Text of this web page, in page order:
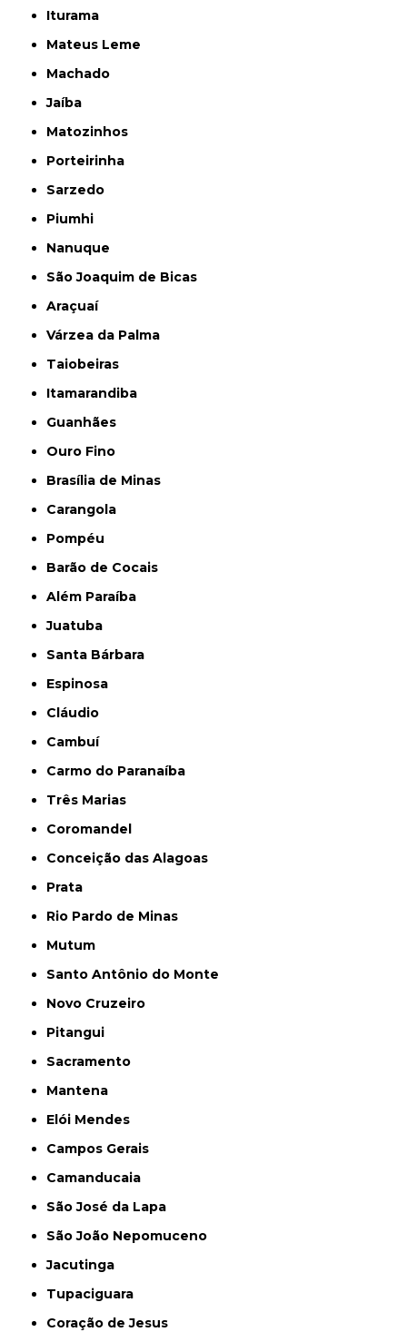
Iturama
Mateus Leme
Machado
Jaíba
Matozinhos
Porteirinha
Sarzedo
Piumhi
Nanuque
São Joaquim de Bicas
Araçuaí
Várzea da Palma
Taiobeiras
Itamarandiba
Guanhães
Ouro Fino
Brasília de Minas
Carangola
Pompéu
Barão de Cocais
Além Paraíba
Juatuba
Santa Bárbara
Espinosa
Cláudio
Cambuí
Carmo do Paranaíba
Três Marias
Coromandel
Conceição das Alagoas
Prata
Rio Pardo de Minas
Mutum
Santo Antônio do Monte
Novo Cruzeiro
Pitangui
Sacramento
Mantena
Elói Mendes
Campos Gerais
Camanducaia
São José da Lapa
São João Nepomuceno
Jacutinga
Tupaciguara
Coração de Jesus